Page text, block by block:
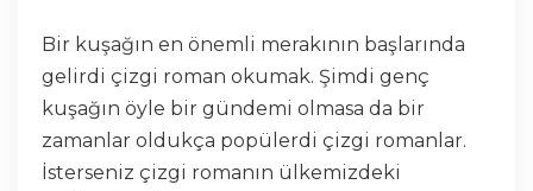
Bir kuşağın en önemli merakının başlarında
gelirdi çizgi roman okumak. Şimdi genç
kuşağın öyle bir gündemi olmasa da bir
zamanlar oldukça popülerdi çizgi romanlar.
İsterseniz çizgi romanın ülkemizdeki